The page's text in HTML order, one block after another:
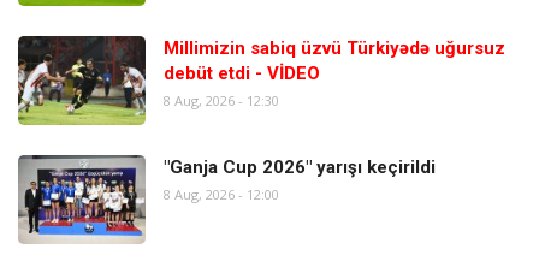
Millimizin sabiq üzvü Türkiyədə uğursuz
debüt etdi - VİDEO
8 Aug, 2026 - 12:30
"Ganja Cup 2026" yarışı keçirildi
8 Aug, 2026 - 12:00